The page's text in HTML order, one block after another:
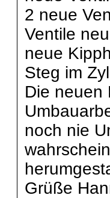
2 neue
Ventile
neue
Steg im
Die neuen
noch nie
Grüße